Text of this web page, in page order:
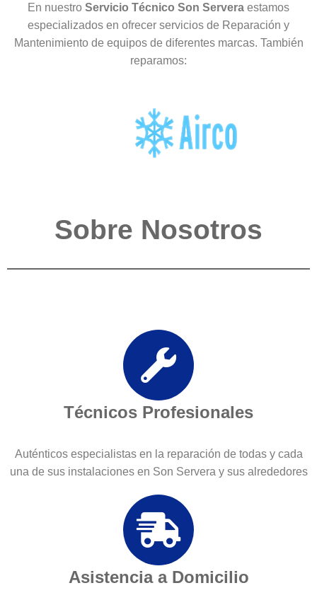
En nuestro Servicio Técnico Son Servera estamos
especializados en ofrecer servicios de Reparación y
Mantenimiento de equipos de diferentes marcas. También
reparamos:
Sobre Nosotros
Técnicos Profesionales
Auténticos especialistas en la reparación de todas y cada
una de sus instalaciones en Son Servera y sus alrededores
Asistencia a Domicilio